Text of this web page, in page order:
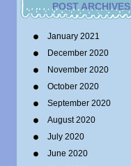
POST ARCHIVES
January 2021
December 2020
November 2020
October 2020
September 2020
August 2020
July 2020
June 2020